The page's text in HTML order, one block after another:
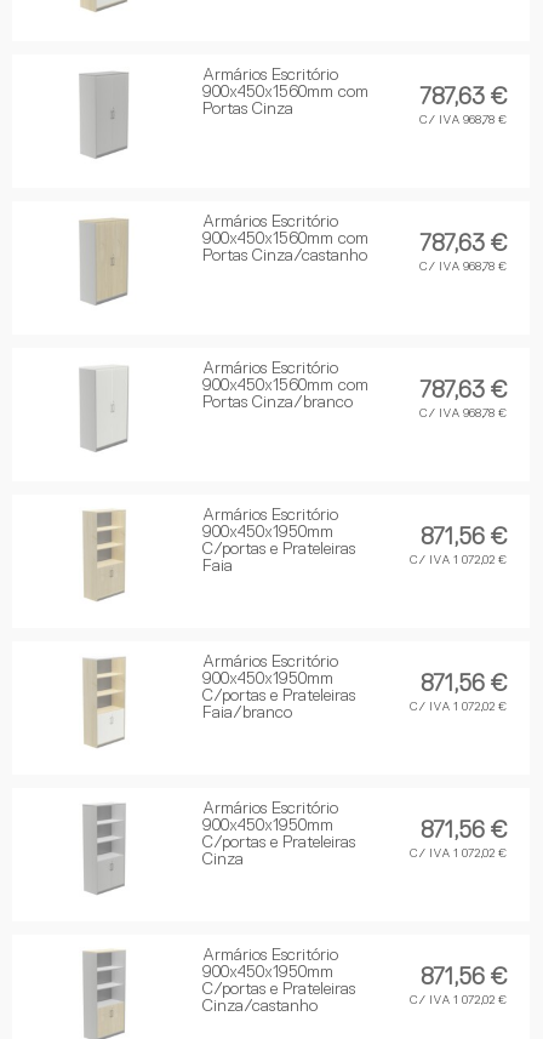
Armários Escritório
900x450x1560mm com
Portas Cinza
787,63 €
C/ IVA 968,78 €
Armários Escritório
900x450x1560mm com
Portas Cinza/castanho
787,63 €
C/ IVA 968,78 €
Armários Escritório
900x450x1560mm com
Portas Cinza/branco
787,63 €
C/ IVA 968,78 €
Armários Escritório
900x450x1950mm
C/portas e Prateleiras
Faia
871,56 €
C/ IVA 1 072,02 €
Armários Escritório
900x450x1950mm
C/portas e Prateleiras
Faia/branco
871,56 €
C/ IVA 1 072,02 €
Armários Escritório
900x450x1950mm
C/portas e Prateleiras
Cinza
871,56 €
C/ IVA 1 072,02 €
Armários Escritório
900x450x1950mm
C/portas e Prateleiras
Cinza/castanho
871,56 €
C/ IVA 1 072,02 €